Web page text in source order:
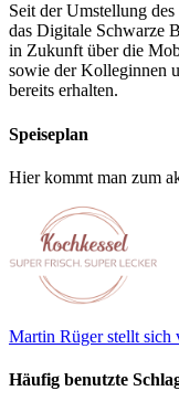
Seit der Umstellung
das Digitale Schwarze
in Zukunft über die
sowie der Kolleginnen
bereits erhalten.
Speiseplan
Hier kommt man zum
Martin Rüger stellt sich
Häufig benutzte